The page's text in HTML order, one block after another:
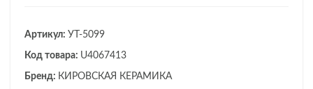
Артикул: УТ-5099
Код товара: U4067413
Бренд: КИРОВСКАЯ КЕРАМИКА